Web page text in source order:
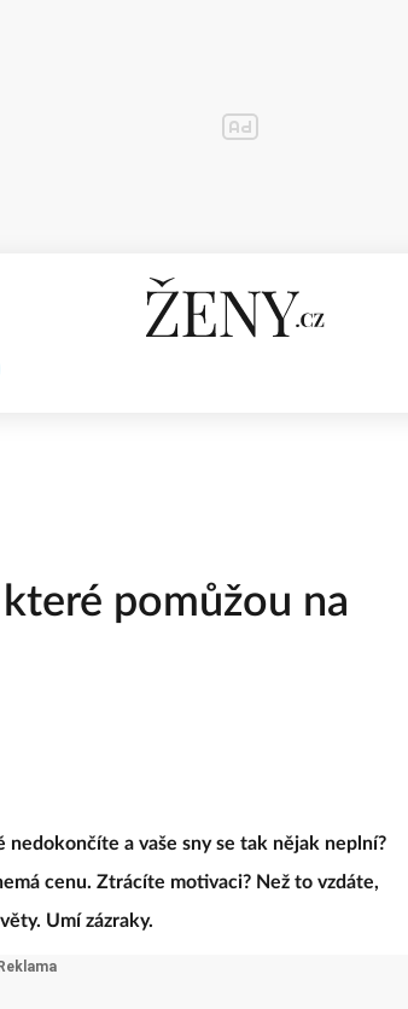
pomůžou na
a vaše sny se tak nějak neplní?
cenu. Ztrácíte motivaci? Než to vzdáte,
Umí zázraky.